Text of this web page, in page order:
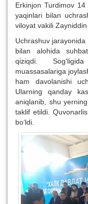
Erkinjon Turdimov
yaqinlari bilan
viloyat vakili
Uchrashuv
bilan alohida
qiziqdi.
muassasalariga
ham davolanishi
Ularning qanday
aniqlanib, shu
taklif etildi.
bo‘ldi.